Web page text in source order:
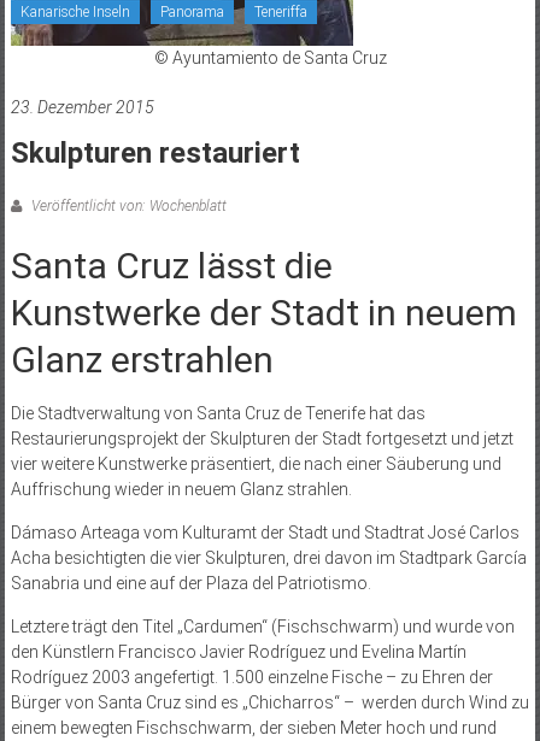
Kanarische Inseln Panorama Teneriffa
© Ayuntamiento de Santa Cruz
23. Dezember 2015
Skulpturen restauriert
Veröffentlicht von: Wochenblatt
Santa Cruz lässt die
Kunstwerke der Stadt in neuem
Glanz erstrahlen
Die Stadtverwaltung von Santa Cruz de Tenerife hat das
Restaurierungsprojekt der Skulpturen der Stadt fortgesetzt und jetzt
vier weitere Kunstwerke präsentiert, die nach einer Säuberung und
Auffrischung wieder in neuem Glanz strahlen.
Dámaso Arteaga vom Kulturamt der Stadt und Stadtrat José Carlos
Acha besichtigten die vier Skulpturen, drei davon im Stadtpark García
Sanabria und eine auf der Plaza del Patriotismo.
Letztere trägt den Titel „Cardumen“ (Fischschwarm) und wurde von
den Künstlern Francisco Javier Rodríguez und Evelina Martín
Rodríguez 2003 angefertigt. 1.500 einzelne Fische – zu Ehren der
Bürger von Santa Cruz sind es „Chicharros“ – werden durch Wind zu
einem bewegten Fischschwarm, der sieben Meter hoch und rund